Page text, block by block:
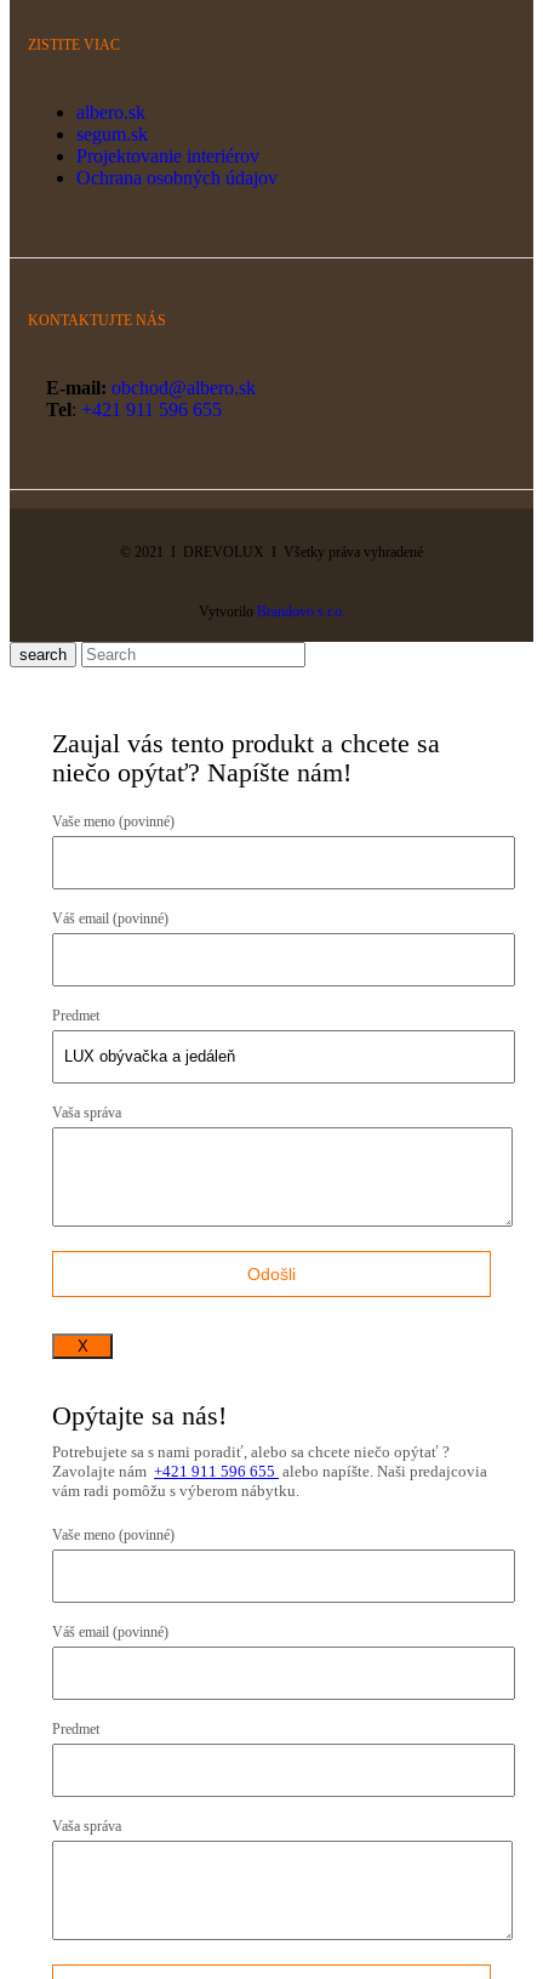
ZISTITE VIAC
albero.sk
segum.sk
Projektovanie interiérov
Ochrana osobných údajov
KONTAKTUJTE NÁS
E-mail: obchod@albero.sk
Tel: +421 911 596 655
© 2021 I DREVOLUX I Všetky práva vyhradené
Vytvorilo Brandovo s.r.o.
search
Zaujal vás tento produkt a chcete sa
niečo opýtať? Napíšte nám!
Vaše meno (povinné)
Váš email (povinné)
Predmet
Vaša správa
X
Opýtajte sa nás!
Potrebujete sa s nami poradiť, alebo sa chcete niečo opýtať ?
Zavolajte nám +421 911 596 655 alebo napíšte. Naši predajcovia
vám radi pomôžu s výberom nábytku.
Vaše meno (povinné)
Váš email (povinné)
Predmet
Vaša správa